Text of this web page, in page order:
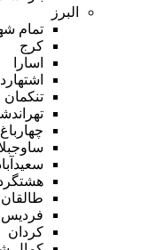
البرز
تمام
کرج
اسارا
اشتهارد
تنکمان
چهارباغ
طالقان
فردیس
کردان